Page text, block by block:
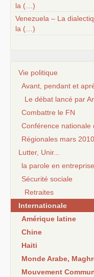
la (…)
Venezuela – La
la (…)
Vie politique
Avant, pendant et
Le débat lancé par
Combattre le FN
Conférence nationale
Régionales mars 2010
Lutter, Unir...
la parole en entreprise
Sécurité sociale
Retraites
Internationale
Amérique latine
Chine
Haiti
Monde Arabe,
Mouvement